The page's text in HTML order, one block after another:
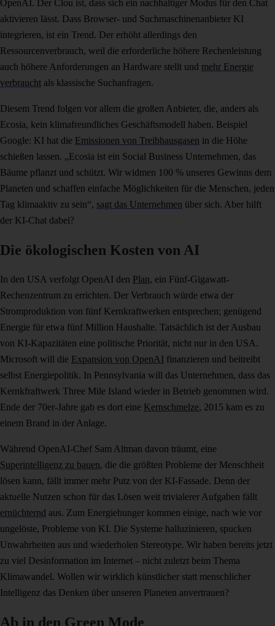
OpenAI. Der Clou ist, dass sich ein nachhaltiger Modus für den Chat
aktivieren lässt. Dass Browser- und Suchmaschinenanbieter KI
integrieren, ist ein Trend. Der erhöht allerdings den
Ressourcenverbrauch, weil die erforderliche höhere Rechenleistung
auch höhere Anforderungen an Hardware stellt und mehr Energie
verbraucht als klassische Suchanfragen.
Diesem Trend folgen vor allem die großen Anbieter, die, anders als
Ecosia, kein klimafreundliches Geschäftsmodell haben. Beispiel
Google: KI hat die Emissionen von Treibhausgasen in die Höhe
schießen lassen. „Ecosia ist ein Social Business Unternehmen, das
Bäume pflanzt und schützt. Wir widmen 100 % unseres Gewinns dem
Planeten und schaffen einfache Möglichkeiten für die Menschen, jeden
Tag klimaaktiv zu sein“, sagt das Unternehmen über sich. Aber hilft
der KI-Chat dabei?
Die ökologischen Kosten von AI
In den USA verfolgt OpenAI den Plan, ein Fünf-Gigawatt-
Rechenzentrum zu errichten. Der Verbrauch würde etwa der
Stromproduktion von fünf Kernkraftwerken entsprechen; genügend
Energie für etwa fünf Million Haushalte. Tatsächlich ist der Ausbau
von KI-Kapazitäten eine politische Priorität, nicht nur in den USA.
Microsoft will die Expansion von OpenAI finanzieren und beitreibt
selbst Energiepolitik. In Pennsylvania will das Unternehmen, dass das
Kernkfraftwerk Three Mile Island wieder in Betrieb genommen wird.
Ende der 70er-Jahre gab es dort eine Kernschmelze, 2015 kam es zu
einem Brand in der Anlage.
Während OpenAI-Chef Sam Altman davon träumt, eine
Superintelligenz zu bauen, die die größten Probleme der Menschheit
lösen kann, fällt immer mehr Putz von der KI-Fassade. Denn der
aktuelle Nutzen schon für das Lösen weit trivialerer Aufgaben fällt
ernüchternd aus. Zum Energiehunger kommen einige, nach wie vor
ungelöste, Probleme von KI. Die Systeme halluzinieren, spucken
Unwahrheiten aus und wiederholen Stereotype. Wir haben bereits jetzt
zu viel Desinformation im Internet – nicht zuletzt beim Thema
Klimawandel. Wollen wir wirklich künstlicher statt menschlicher
Intelligenz das Denken über unseren Planeten anvertrauen?
Ab in den Green Mode